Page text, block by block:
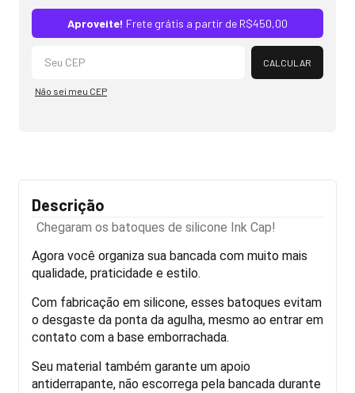
Aproveite! Frete grátis a partir de R$450,00
CALCULAR
Não sei meu CEP
Descrição
Chegaram os batoques de silicone Ink Cap!
Agora você organiza sua bancada com muito mais
qualidade, praticidade e estilo.
Com fabricação em silicone, esses batoques evitam
o desgaste da ponta da agulha, mesmo ao entrar em
contato com a base emborrachada.
Seu material também garante um apoio
antiderrapante, não escorrega pela bancada durante